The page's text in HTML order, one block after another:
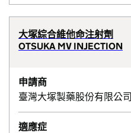
大塚綜合維他命注射劑
OTSUKA MV INJECTION
申請商
臺灣大塚製藥股份有限公司
適應症